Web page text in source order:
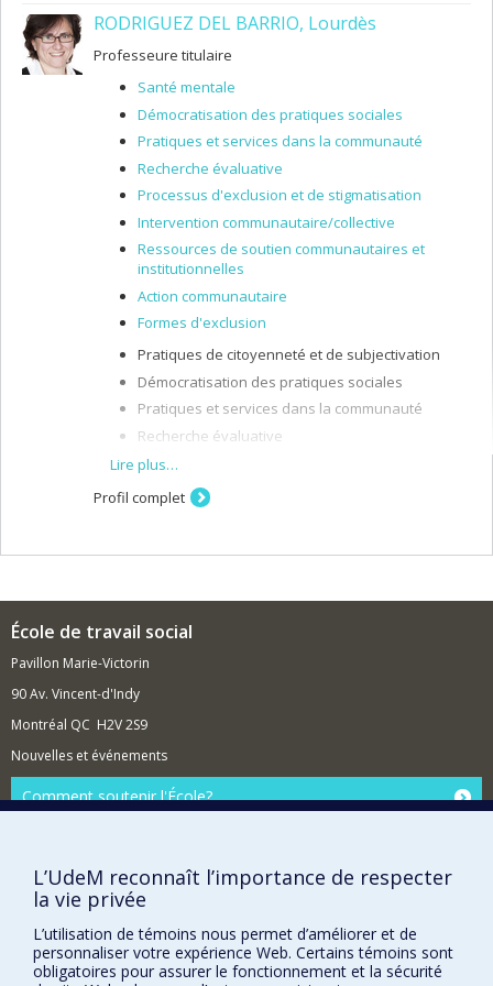
environnementale et climatique. Formée en
privilégie des recherches qualitatives, réalisées dans
une perspective transdisciplinaire.
RODRIGUEZ DEL BARRIO, Lourdès
Professeure titulaire
Santé mentale
Démocratisation des pratiques sociales
Pratiques et services dans la communauté
Recherche évaluative
Processus d'exclusion et de stigmatisation
Intervention communautaire/collective
Ressources de soutien communautaires et
institutionnelles
Action communautaire
Formes d'exclusion
Pratiques de citoyenneté et de subjectivation
Démocratisation des pratiques sociales
Pratiques et services dans la communauté
Recherche évaluative
Processus d’exclusion et de stigmatisation
Lire plus…
Profil complet
École de travail social
Pavillon Marie-Victorin
90 Av. Vincent-d'Indy
Montréal QC H2V 2S9
Nouvelles et événements
Comment soutenir l'École?
Signaler une erreur
Accessibilité
FACULTÉ DES ARTS ET DES SCIENCES
L’UdeM reconnaît l’importance de respecter
la vie privée
L’utilisation de témoins nous permet d’améliorer et de
personnaliser votre expérience Web. Certains témoins sont
obligatoires pour assurer le fonctionnement et la sécurité